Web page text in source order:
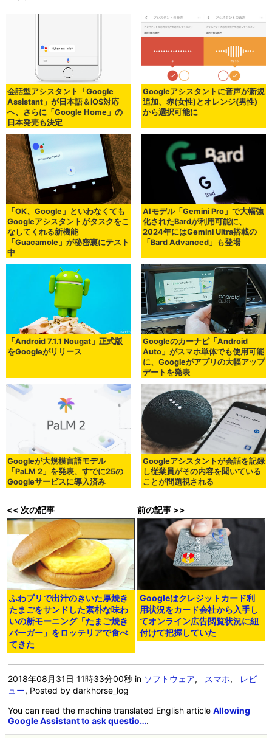
会話型アシスタント「Google
Assistant」が日本語＆iOS対応
へ、さらに「Google Home」の
日本発売も決定
Googleアシスタントに音声が新規
追加、赤(女性)とオレンジ(男性)
から選択可能に
「OK、Google」といわなくても
Googleアシスタントがタスクをこ
なしてくれる新機能
「Guacamole」が秘密裏にテスト
中
AIモデル「Gemini Pro」で大幅強
化されたBardが利用可能に、
2024年にはGemini Ultra搭載の
「Bard Advanced」も登場
「Android 7.1.1 Nougat」正式版
をGoogleがリリース
Googleのカーナビ「Android
Auto」がスマホ単体でも使用可能
に、Googleがアプリの大幅アップ
デートを発表
Googleが大規模言語モデル
「PaLM 2」を発表、すでに25の
Googleサービスに導入済み
Googleアシスタントが会話を記録
し従業員がその内容を聞いている
ことが問題視される
<< 次の記事
ふわプリで出汁のきいた厚焼き
たまごをサンドした素朴な味わ
いの新モーニング「たまご焼き
バーガー」をロッテリアで食べ
てきた
前の記事 >>
Googleはクレジットカード利
用状況をカード会社から入手し
てオンライン広告閲覧状況に紐
付けて把握していた
2018年08月31日 11時33分00秒 in ソフトウェア, スマホ,
レビ
ュー, Posted by darkhorse_log
You can read the machine translated English articleAllowing
Google Assistant to ask questio….